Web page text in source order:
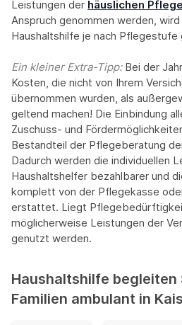
Leistungen der häuslichen Pflege
Anspruch genommen werden,
Haushaltshilfe je nach Pflegestufe
Ein kleiner Extra-Tipp:‍ Bei der
Kosten, die nicht von Ihrem
übernommen wurden, als
geltend machen! Die Einbindung
Zuschuss- und
Bestandteil der Pflegeberatung
Dadurch werden die individuellen
Haushaltshelfer bezahlbarer und
komplett von der Pflegekasse
erstattet. Liegt
möglicherweise Leistungen der
genutzt werden.
Haushaltshilfe begleiten
Familien ambulant in